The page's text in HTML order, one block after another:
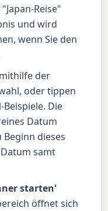
Reise"
und wird
wenn Sie den
mithilfe der
oder tippen
Beispiele. Die
Datum
dieses
samt
starten'
öffnet sich